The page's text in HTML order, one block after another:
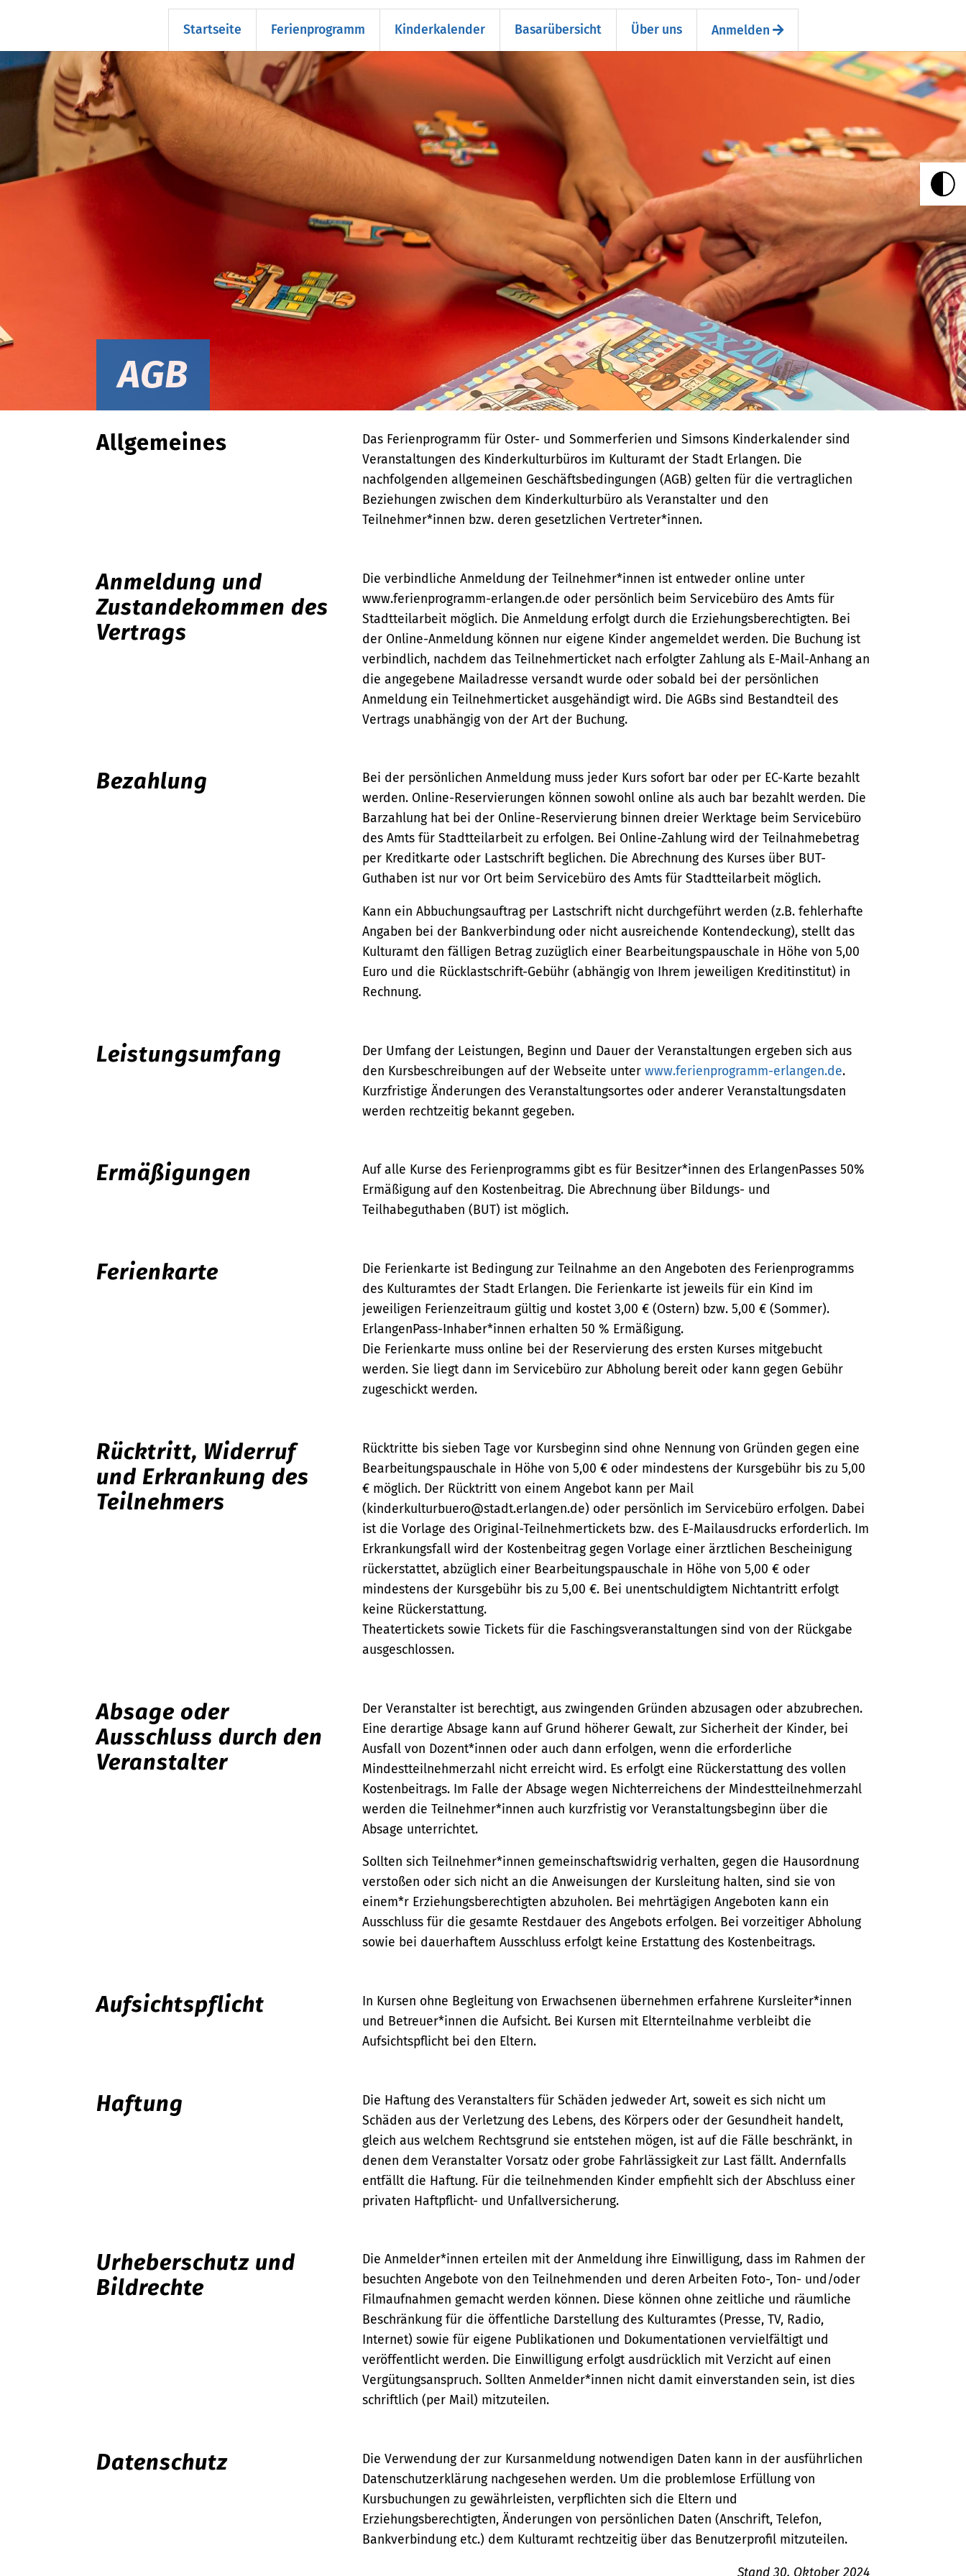
Startseite Ferienprogramm Kinderkalender Basarübersicht Über uns Anmelden
AGB
Allgemeines
Das Ferienprogramm für Oster- und Sommerferien und Simsons Kinderkalender sind
Veranstaltungen des Kinderkulturbüros im Kulturamt der Stadt Erlangen. Die
nachfolgenden allgemeinen Geschäftsbedingungen (AGB) gelten für die vertraglichen
Beziehungen zwischen dem Kinderkulturbüro als Veranstalter und den
Teilnehmer*innen bzw. deren gesetzlichen Vertreter*innen.
Anmeldung und
Zustandekommen des
Vertrags
Die verbindliche Anmeldung der Teilnehmer*innen ist entweder online unter
www.ferienprogramm-erlangen.de oder persönlich beim Servicebüro des Amts für
Stadtteilarbeit möglich. Die Anmeldung erfolgt durch die Erziehungsberechtigten. Bei
der Online-Anmeldung können nur eigene Kinder angemeldet werden. Die Buchung ist
verbindlich, nachdem das Teilnehmerticket nach erfolgter Zahlung als E-Mail-Anhang an
die angegebene Mailadresse versandt wurde oder sobald bei der persönlichen
Anmeldung ein Teilnehmerticket ausgehändigt wird. Die AGBs sind Bestandteil des
Vertrags unabhängig von der Art der Buchung.
Bezahlung
Bei der persönlichen Anmeldung muss jeder Kurs sofort bar oder per EC-Karte bezahlt
werden. Online-Reservierungen können sowohl online als auch bar bezahlt werden. Die
Barzahlung hat bei der Online-Reservierung binnen dreier Werktage beim Servicebüro
des Amts für Stadtteilarbeit zu erfolgen. Bei Online-Zahlung wird der Teilnahmebetrag
per Kreditkarte oder Lastschrift beglichen. Die Abrechnung des Kurses über BUT-
Guthaben ist nur vor Ort beim Servicebüro des Amts für Stadtteilarbeit möglich.
Kann ein Abbuchungsauftrag per Lastschrift nicht durchgeführt werden (z.B. fehlerhafte
Angaben bei der Bankverbindung oder nicht ausreichende Kontendeckung), stellt das
Kulturamt den fälligen Betrag zuzüglich einer Bearbeitungspauschale in Höhe von 5,00
Euro und die Rücklastschrift-Gebühr (abhängig von Ihrem jeweiligen Kreditinstitut) in
Rechnung.
Leistungsumfang
Der Umfang der Leistungen, Beginn und Dauer der Veranstaltungen ergeben sich aus
den Kursbeschreibungen auf der Webseite unter www.ferienprogramm-erlangen.de.
Kurzfristige Änderungen des Veranstaltungsortes oder anderer Veranstaltungsdaten
werden rechtzeitig bekannt gegeben.
Ermäßigungen
Auf alle Kurse des Ferienprogramms gibt es für Besitzer*innen des ErlangenPasses 50%
Ermäßigung auf den Kostenbeitrag. Die Abrechnung über Bildungs- und
Teilhabeguthaben (BUT) ist möglich.
Ferienkarte
Die Ferienkarte ist Bedingung zur Teilnahme an den Angeboten des Ferienprogramms
des Kulturamtes der Stadt Erlangen. Die Ferienkarte ist jeweils für ein Kind im
jeweiligen Ferienzeitraum gültig und kostet 3,00 € (Ostern) bzw. 5,00 € (Sommer).
ErlangenPass-Inhaber*innen erhalten 50 % Ermäßigung.
Die Ferienkarte muss online bei der Reservierung des ersten Kurses mitgebucht
werden. Sie liegt dann im Servicebüro zur Abholung bereit oder kann gegen Gebühr
zugeschickt werden.
Rücktritt, Widerruf
und Erkrankung des
Teilnehmers
Rücktritte bis sieben Tage vor Kursbeginn sind ohne Nennung von Gründen gegen eine
Bearbeitungspauschale in Höhe von 5,00 € oder mindestens der Kursgebühr bis zu 5,00
€ möglich. Der Rücktritt von einem Angebot kann per Mail
(kinderkulturbuero@stadt.erlangen.de) oder persönlich im Servicebüro erfolgen. Dabei
ist die Vorlage des Original-Teilnehmertickets bzw. des E-Mailausdrucks erforderlich. Im
Erkrankungsfall wird der Kostenbeitrag gegen Vorlage einer ärztlichen Bescheinigung
rückerstattet, abzüglich einer Bearbeitungspauschale in Höhe von 5,00 € oder
mindestens der Kursgebühr bis zu 5,00 €. Bei unentschuldigtem Nichtantritt erfolgt
keine Rückerstattung.
Theatertickets sowie Tickets für die Faschingsveranstaltungen sind von der Rückgabe
ausgeschlossen.
Absage oder
Ausschluss durch den
Veranstalter
Der Veranstalter ist berechtigt, aus zwingenden Gründen abzusagen oder abzubrechen.
Eine derartige Absage kann auf Grund höherer Gewalt, zur Sicherheit der Kinder, bei
Ausfall von Dozent*innen oder auch dann erfolgen, wenn die erforderliche
Mindestteilnehmerzahl nicht erreicht wird. Es erfolgt eine Rückerstattung des vollen
Kostenbeitrags. Im Falle der Absage wegen Nichterreichens der Mindestteilnehmerzahl
werden die Teilnehmer*innen auch kurzfristig vor Veranstaltungsbeginn über die
Absage unterrichtet.
Sollten sich Teilnehmer*innen gemeinschaftswidrig verhalten, gegen die Hausordnung
verstoßen oder sich nicht an die Anweisungen der Kursleitung halten, sind sie von
einem*r Erziehungsberechtigten abzuholen. Bei mehrtägigen Angeboten kann ein
Ausschluss für die gesamte Restdauer des Angebots erfolgen. Bei vorzeitiger Abholung
sowie bei dauerhaftem Ausschluss erfolgt keine Erstattung des Kostenbeitrags.
Aufsichtspflicht
In Kursen ohne Begleitung von Erwachsenen übernehmen erfahrene Kursleiter*innen
und Betreuer*innen die Aufsicht. Bei Kursen mit Elternteilnahme verbleibt die
Aufsichtspflicht bei den Eltern.
Haftung
Die Haftung des Veranstalters für Schäden jedweder Art, soweit es sich nicht um
Schäden aus der Verletzung des Lebens, des Körpers oder der Gesundheit handelt,
gleich aus welchem Rechtsgrund sie entstehen mögen, ist auf die Fälle beschränkt, in
denen dem Veranstalter Vorsatz oder grobe Fahrlässigkeit zur Last fällt. Andernfalls
entfällt die Haftung. Für die teilnehmenden Kinder empfiehlt sich der Abschluss einer
privaten Haftpflicht- und Unfallversicherung.
Urheberschutz und
Bildrechte
Die Anmelder*innen erteilen mit der Anmeldung ihre Einwilligung, dass im Rahmen der
besuchten Angebote von den Teilnehmenden und deren Arbeiten Foto-, Ton- und/oder
Filmaufnahmen gemacht werden können. Diese können ohne zeitliche und räumliche
Beschränkung für die öffentliche Darstellung des Kulturamtes (Presse, TV, Radio,
Internet) sowie für eigene Publikationen und Dokumentationen vervielfältigt und
veröffentlicht werden. Die Einwilligung erfolgt ausdrücklich mit Verzicht auf einen
Vergütungsanspruch. Sollten Anmelder*innen nicht damit einverstanden sein, ist dies
schriftlich (per Mail) mitzuteilen.
Datenschutz
Die Verwendung der zur Kursanmeldung notwendigen Daten kann in der ausführlichen
Datenschutzerklärung nachgesehen werden. Um die problemlose Erfüllung von
Kursbuchungen zu gewährleisten, verpflichten sich die Eltern und
Erziehungsberechtigten, Änderungen von persönlichen Daten (Anschrift, Telefon,
Bankverbindung etc.) dem Kulturamt rechtzeitig über das Benutzerprofil mitzuteilen.
Stand 30. Oktober 2024